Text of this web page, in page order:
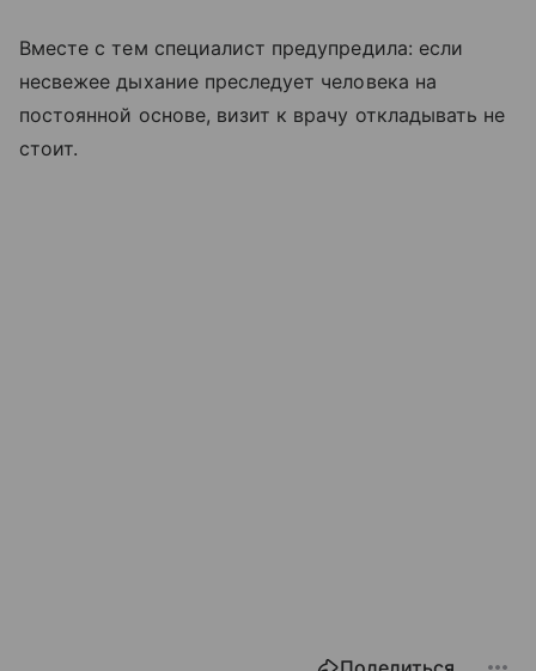
Вместе с тем специалист предупредила: если
несвежее дыхание преследует человека на
постоянной основе, визит к врачу откладывать не
стоит.